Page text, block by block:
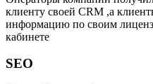
клиенту своей CRM ,а
информацию по своим
кабинете
SEO